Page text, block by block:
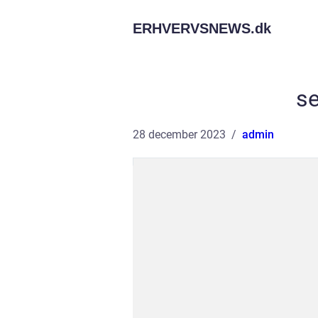
ERHVERVSNEWS.dk
28 december 2023 admin